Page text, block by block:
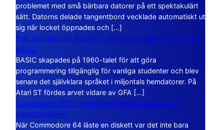
problemet med små bärbara datorer på ett spektakulärt
sätt. Datorns delade tangentbord vecklade automatiskt ut
sig när locket öppnades och […]
Från stordator till Atari ST – historien om BASIC och GFA
BASIC
BASIC skapades på 1960-talet för att göra
programmering tillgänglig för vanliga studenter och blev
senare det självklara språket i miljontals hemdatorer. På
Atari ST fördes arvet vidare av GFA […]
Commodore DOS – operativsystemet som bodde i
diskettstationen
När Commodore 64 läste en diskett var det inte bara